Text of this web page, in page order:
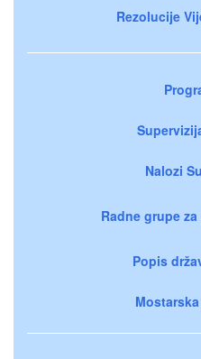
Rezolucije
Nalozi
Radne grupe
Popis